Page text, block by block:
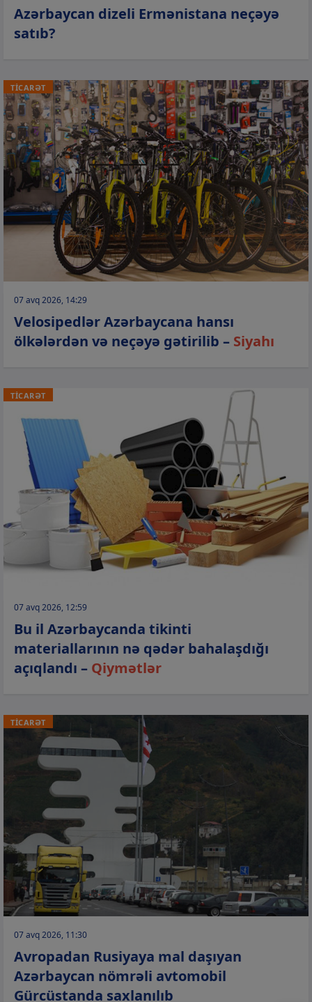
Azərbaycan dizeli Ermənistana neçəyə
satıb?
TİCARƏT
07 avq 2026, 14:29
Velosipedlər Azərbaycana hansı
ölkələrdən və neçəyə gətirilib – Siyahı
TİCARƏT
07 avq 2026, 12:59
Bu il Azərbaycanda tikinti
materiallarının nə qədər bahalaşdığı
açıqlandı – Qiymətlər
TİCARƏT
07 avq 2026, 11:30
Avropadan Rusiyaya mal daşıyan
Azərbaycan nömrəli avtomobil
Gürcüstanda saxlanılıb